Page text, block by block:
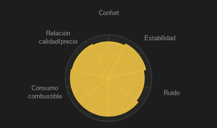
Confort
Estabilidad
Ruido
Consumo
combustible
Relación
calidad/precio